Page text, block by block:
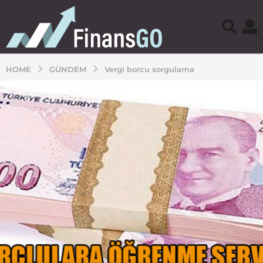
HOME GÜNDEM Vergi borcu sorgulama